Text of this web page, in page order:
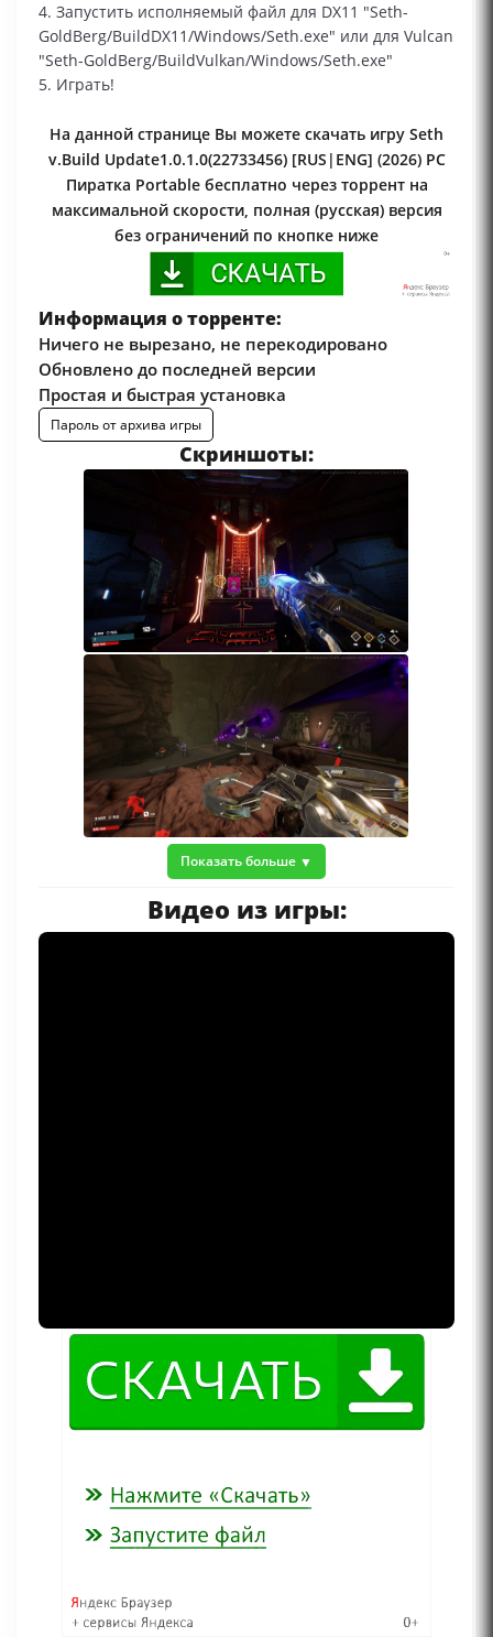
4. Запустить исполняемый файл для DX11 "Seth-
GoldBerg/BuildDX11/Windows/Seth.exe" или для Vulcan
"Seth-GoldBerg/BuildVulkan/Windows/Seth.exe"
5. Играть!
На данной странице Вы можете скачать игру Seth
v.Build Update1.0.1.0(22733456) [RUS|ENG] (2026) PC
Пиратка Portable бесплатно через торрент на
максимальной скорости, полная (русская) версия
без ограничений по кнопке ниже
Информация о торренте:
Ничего не вырезано, не перекодировано
Обновлено до последней версии
Простая и быстрая установка
Пароль от архива игры
Скриншоты:
Показать больше
Видео из игры: